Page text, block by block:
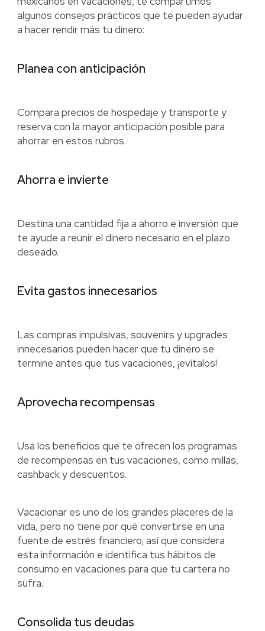
algunos consejos prácticos que te pueden ayudar
a hacer rendir más tu dinero:
Planea con anticipación
Compara precios de hospedaje y transporte y
reserva con la mayor anticipación posible para
ahorrar en estos rubros.
Ahorra e invierte
Destina una cantidad fija a ahorro e inversión que
te ayude a reunir el dinero necesario en el plazo
deseado.
Evita gastos innecesarios
Las compras impulsivas, souvenirs y upgrades
innecesarios pueden hacer que tu dinero se
termine antes que tus vacaciones, ¡evítalos!
Aprovecha recompensas
Usa los beneficios que te ofrecen los programas
de recompensas en tus vacaciones, como millas,
cashback y descuentos.
Vacacionar es uno de los grandes placeres de la
vida, pero no tiene por qué convertirse en una
fuente de estrés financiero, así que considera
esta información e identifica tus hábitos de
consumo en vacaciones para que tu cartera no
sufra.
Consolida tus deudas